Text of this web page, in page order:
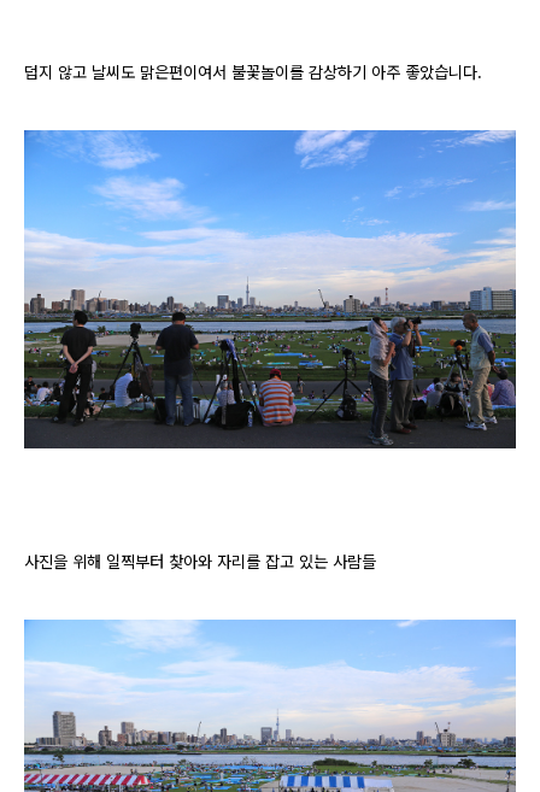
덥지 않고 날씨도 맑은편이여서 불꽃놀이를 감상하기 아주 좋았습니다.
사진을 위해 일찍부터 찾아와 자리를 잡고 있는 사람들